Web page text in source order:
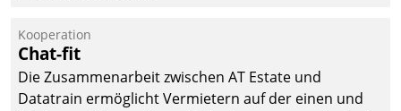
Kooperation
Chat-fit
Die Zusammenarbeit zwischen AT Estate und
Datatrain ermöglicht Vermietern auf der einen und